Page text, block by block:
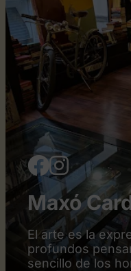
Maxó
El arte es la
profundos
sencillo de los